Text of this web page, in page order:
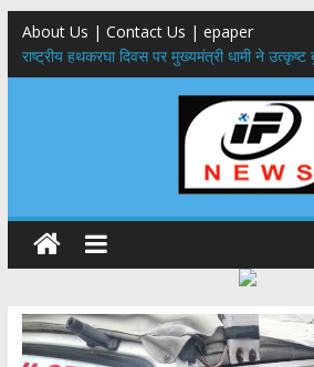
About Us | Contact Us | epaper
राष्ट्रीय हथकरघा दिवस पर मुख्यमंत्री धामी ने
कारीगरों को किया सम्मानित
मुख्यमंत्री ने उत्तराखण्ड क्षत्रिय कल्याण समिति की
मुख्यमंत्री ने हर घर तिरंगा यात्रा कार्यक्रम में किया
प्रदेशवासियों से स्वतंत्रता दिवस पर अपने घरों में
नंदा की चौकी पुल हादसा: PWD के EE, AE और JE
पर सख्त कार्रवाई
मुख्यमंत्री ने 9 लाख 87 हजार17 पेंशन लाभार्थियों
की पेंशन राशि का किया भुगतान